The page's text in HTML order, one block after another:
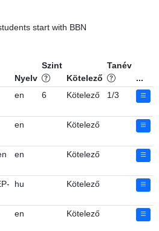
start with BBN
Nyelv
Szint
Kötelező
Tanév
...
en 6 Kötelező 1/3
en Kötelező
en Kötelező
hu Kötelező
en Kötelező